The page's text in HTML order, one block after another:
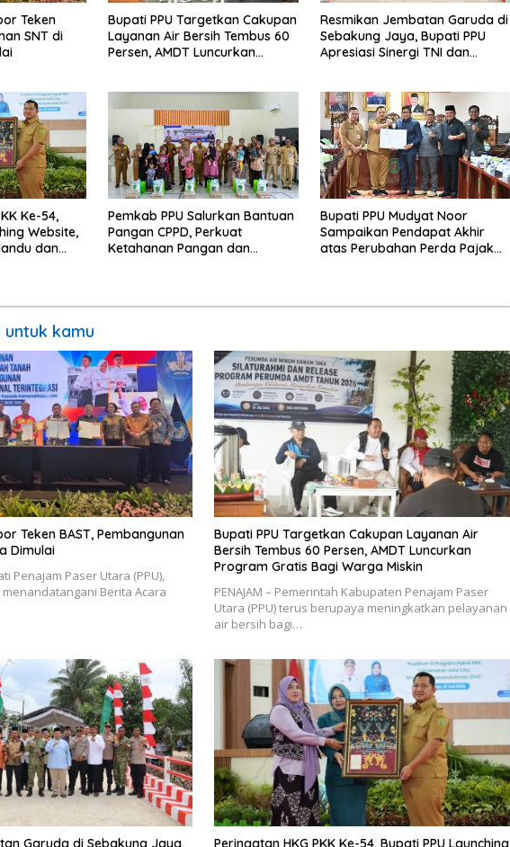
Teken
SNT di
Bupati PPU Targetkan Cakupan
Layanan Air Bersih Tembus 60
Persen, AMDT Luncurkan
Resmikan Jembatan Garuda di
Sebakung Jaya, Bupati PPU
Apresiasi Sinergi TNI dan
Ke-54,
Website,
dan
Pemkab PPU Salurkan Bantuan
Pangan CPPD, Perkuat
Ketahanan Pangan dan
Bupati PPU Mudyat Noor
Sampaikan Pendapat Akhir
atas Perubahan Perda Pajak
untuk kamu
Teken BAST, Pembangunan
Dimulai
Penajam Paser Utara (PPU),
Berita Acara
Bupati PPU Targetkan Cakupan Layanan Air
Bersih Tembus 60 Persen, AMDT Luncurkan
Program Gratis Bagi Warga Miskin
PENAJAM – Pemerintah Kabupaten Penajam Paser
Utara (PPU) terus berupaya meningkatkan pelayanan
air bersih bagi…
Garuda di Sebakung Jaya, Peringatan HKG PKK Ke-54, Bupati PPU Launching